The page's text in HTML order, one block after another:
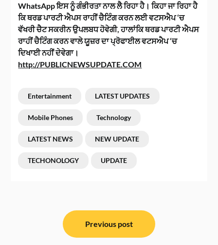
WhatsApp ਇਸ ਨੂੰ ਗੰਭੀਰਤਾ ਨਾਲ ਲੈ ਰਿਹਾ ਹੈ। ਕਿਹਾ ਜਾ ਰਿਹਾ ਹੈ
ਕਿ ਥਰਡ ਪਾਰਟੀ ਐਪਸ ਰਾਹੀਂ ਚੈਟਿੰਗ ਕਰਨ ਲਈ ਵਟਸਐਪ ‘ਚ
ਵੱਖਰੀ ਚੈਟ ਸਕਰੀਨ ਉਪਲਬਧ ਹੋਵੇਗੀ, ਹਾਲਾਂਕਿ ਥਰਡ ਪਾਰਟੀ ਐਪਸ
ਰਾਹੀਂ ਚੈਟਿੰਗ ਕਰਨ ਵਾਲੇ ਯੂਜ਼ਰ ਦਾ ਪ੍ਰੋਫਾਈਲ ਵਟਸਐਪ ‘ਚ
ਦਿਖਾਈ ਨਹੀਂ ਦੇਵੇਗਾ।
http://PUBLICNEWSUPDATE.COM
Entertainment LATEST UPDATES
Mobile Phones Technology
LATEST NEWS NEW UPDATE
TECHONOLOGY UPDATE
Previous post